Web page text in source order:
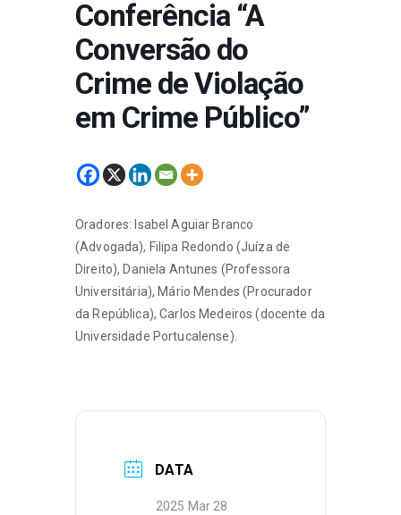
Conferência “A
Conversão do
Crime de Violação
em Crime Público”
Oradores: Isabel Aguiar Branco
(Advogada), Filipa Redondo (Juíza de
Direito), Daniela Antunes (Professora
Universitária), Mário Mendes (Procurador
da República), Carlos Medeiros (docente da
Universidade Portucalense).
DATA
2025 Mar 28